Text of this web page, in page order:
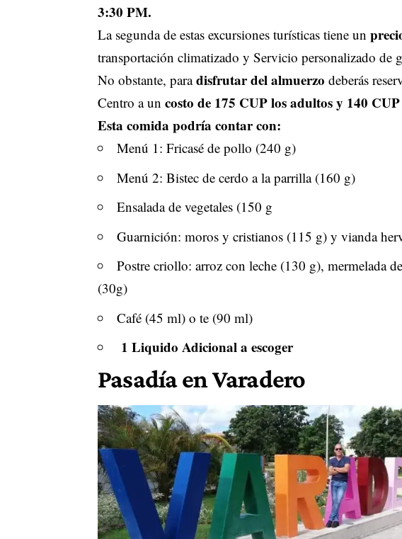
3:30 PM.
La segunda de estas excursiones turísticas tiene un
transportación climatizado y Servicio personalizado de
No obstante, paradisfrutar del almuerzo deberás
Centro a un costo de 175 CUP los adultos y 140 CUP
Esta comida podría contar con:
Menú 1: Fricasé de pollo (240 g)
Menú 2: Bistec de cerdo a la parrilla (160 g)
Ensalada de vegetales (150 g
Guarnición: moros y cristianos (115 g) y vianda
Postre criollo: arroz con leche (130 g), mermelada
(30g)
Café (45 ml) o te (90 ml)
1 Liquido Adicional a escoger
Pasadía en Varadero